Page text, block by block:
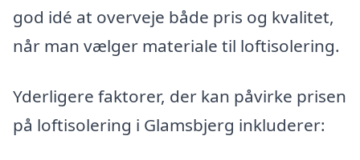
god idé at overveje både pris og kvalitet,
når man vælger materiale til loftisolering.
Yderligere faktorer, der kan påvirke prisen
på loftisolering i Glamsbjerg inkluderer: